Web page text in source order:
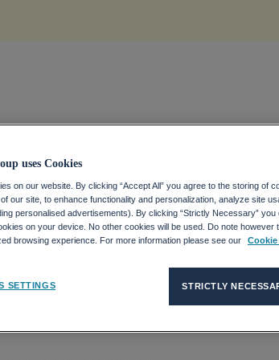
uses Cookies
on our website. By clicking “Accept All” you agree to the storing of
our site, to enhance functionality and personalization, analyze site
personalised advertisements). By clicking “Strictly Necessary”
on your device. No other cookies will be used. Do note however
browsing experience. For more information please see our
SETTINGS STRICTLY